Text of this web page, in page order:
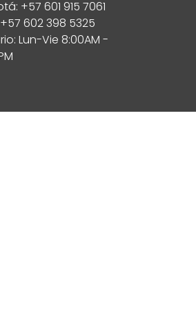
+57 601 915 7061
602 398 5325
Lun-Vie 8:00AM -